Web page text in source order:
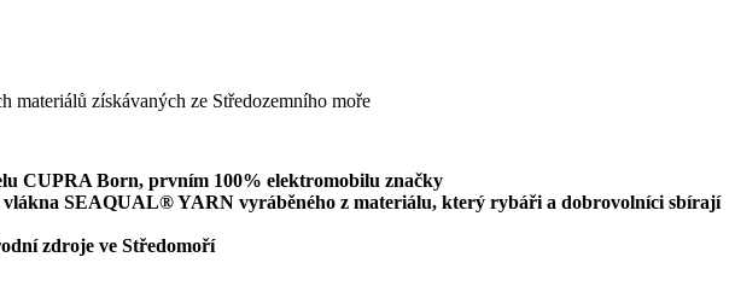
CUPRA Born, prvním 100% elektromobilu značky
SEAQUAL® YARN vyráběného z materiálu, který rybáři a dobrovolníci sbírají
zdroje ve Středomoří